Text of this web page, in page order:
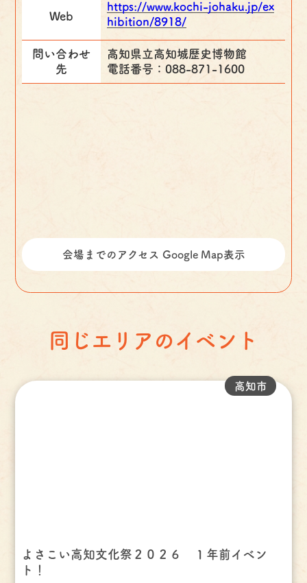
Web
https://www.kochi-johaku.jp/ex
hibition/8918/
問い合わせ
先
高知県立高知城歴史博物館
電話番号：088-871-1600
会場までのアクセス Google Map表示
同じエリアのイベント
よさこい高知文化祭２０２６ １年前イベン
ト！
高知市